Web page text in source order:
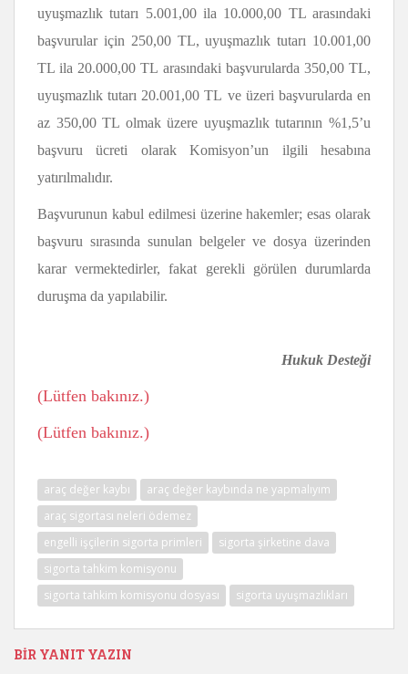
uyuşmazlık tutarı 5.001,00 ila 10.000,00 TL arasındaki
başvurular için 250,00 TL, uyuşmazlık tutarı 10.001,00
TL ila 20.000,00 TL arasındaki başvurularda 350,00 TL,
uyuşmazlık tutarı 20.001,00 TL ve üzeri başvurularda en
az 350,00 TL olmak üzere uyuşmazlık tutarının %1,5’u
başvuru ücreti olarak Komisyon’un ilgili hesabına
yatırılmalıdır.
Başvurunun kabul edilmesi üzerine hakemler; esas olarak
başvuru sırasında sunulan belgeler ve dosya üzerinden
karar vermektedirler, fakat gerekli görülen durumlarda
duruşma da yapılabilir.
Hukuk Desteği
(Lütfen bakınız.)
(Lütfen bakınız.)
araç değer kaybı
araç değer kaybında ne yapmalıyım
araç sigortası neleri ödemez
engelli işçilerin sigorta primleri
sigorta şirketine dava
sigorta tahkim komisyonu
sigorta tahkim komisyonu dosyası
sigorta uyuşmazlıkları
BIR YANIT YAZIN